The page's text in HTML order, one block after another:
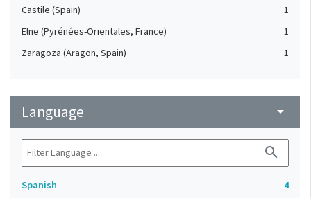
Castile (Spain)
1
Elne (Pyrénées-Orientales, France)
1
Zaragoza (Aragon, Spain)
1
Language arrow_drop_down
search
Spanish 4